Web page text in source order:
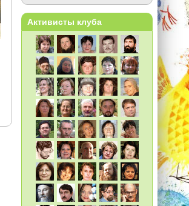
Активисты клуба